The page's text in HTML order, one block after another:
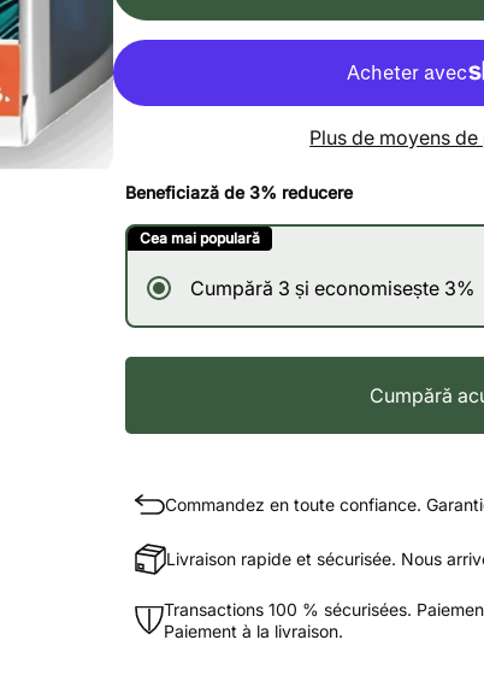
Plus de moyens
Beneficiază de 3% reducere
Cea mai populară
Cumpără 3 și economisește 3%
Cumpără
Commandez en toute confiance.
Livraison rapide et sécurisée. Nous
Transactions 100 % sécurisées.
Paiement à la livraison.